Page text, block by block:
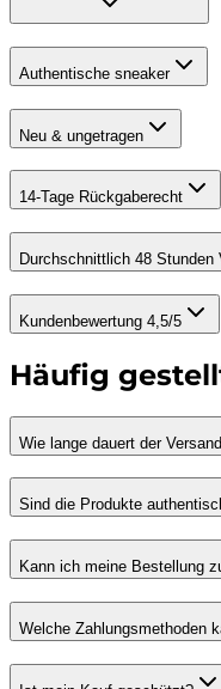
Authentische sneaker
Neu & ungetragen
14-Tage Rückgaberecht
Durchschnittlich 48 Stunden
Kundenbewertung 4,5/5
Häufig
Wie lange dauert der
Sind die Produkte
Kann ich meine Bestellung
Welche Zahlungsmethoden